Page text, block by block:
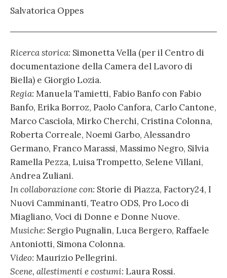
Salvatorica Oppes
Ricerca storica: Simonetta Vella (per il Centro di
documentazione della Camera del Lavoro di
Biella) e Giorgio Lozia.
Regia: Manuela Tamietti, Fabio Banfo con Fabio
Banfo, Erika Borroz, Paolo Canfora, Carlo Cantone,
Marco Casciola, Mirko Cherchi, Cristina Colonna,
Roberta Correale, Noemi Garbo, Alessandro
Germano, Franco Marassi, Massimo Negro, Silvia
Ramella Pezza, Luisa Trompetto, Selene Villani,
Andrea Zuliani.
In collaborazione con: Storie di Piazza, Factory24, I
Nuovi Camminanti, Teatro ODS, Pro Loco di
Miagliano, Voci di Donne e Donne Nuove.
Musiche: Sergio Pugnalin, Luca Bergero, Raffaele
Antoniotti, Simona Colonna.
Video: Maurizio Pellegrini.
Scene, allestimenti e costumi: Laura Rossi.